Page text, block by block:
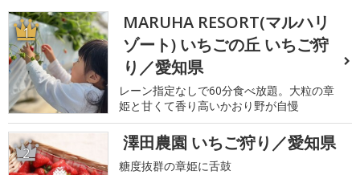
1
MARUHA RESORT(マルハリ
ゾート) いちごの丘 いちご狩
り／愛知県
レーン指定なしで60分食べ放題。大粒の章
姫と甘くて香り高いかおり野が自慢
2 澤田農園 いちご狩り／愛知県
糖度抜群の章姫に舌鼓